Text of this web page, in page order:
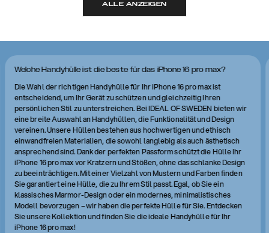
ALLE ANZEIGEN
Welche Handyhülle ist die beste für das iPhone 16 pro max?
Die Wahl der richtigen Handyhülle für Ihr iPhone 16 pro max ist
entscheidend, um Ihr Gerät zu schützen und gleichzeitig Ihren
persönlichen Stil zu unterstreichen. Bei IDEAL OF SWEDEN bieten wir
eine breite Auswahl an Handyhüllen, die Funktionalität und Design
vereinen. Unsere Hüllen bestehen aus hochwertigen und ethisch
einwandfreien Materialien, die sowohl langlebig als auch ästhetisch
ansprechend sind. Dank der perfekten Passform schützt die Hülle Ihr
iPhone 16 pro max vor Kratzern und Stößen, ohne das schlanke Design
zu beeinträchtigen. Mit einer Vielzahl von Mustern und Farben finden
Sie garantiert eine Hülle, die zu Ihrem Stil passt. Egal, ob Sie ein
klassisches Marmor-Design oder ein modernes, minimalistisches
Modell bevorzugen – wir haben die perfekte Hülle für Sie. Entdecken
Sie unsere Kollektion und finden Sie die ideale Handyhülle für Ihr
iPhone 16 pro max!